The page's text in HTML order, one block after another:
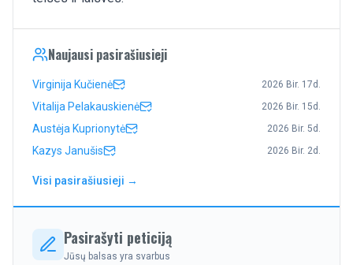
Naujausi pasirašiusieji
Virginija Kučienė 2026 Bir. 17d.
Vitalija Pelakauskienė 2026 Bir. 15d.
Austėja Kuprionytė 2026 Bir. 5d.
Kazys Janušis 2026 Bir. 2d.
Visi pasirašiusieji →
Pasirašyti peticiją
Jūsų balsas yra svarbus